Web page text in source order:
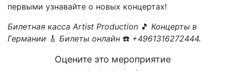
первыми узнавайте о новых концертах!
Билетная касса Artist Production 🎵 Концерты в
Германии 🎸 Билеты онлайн ☎️ +4961316272444.
Оцените это мероприятие